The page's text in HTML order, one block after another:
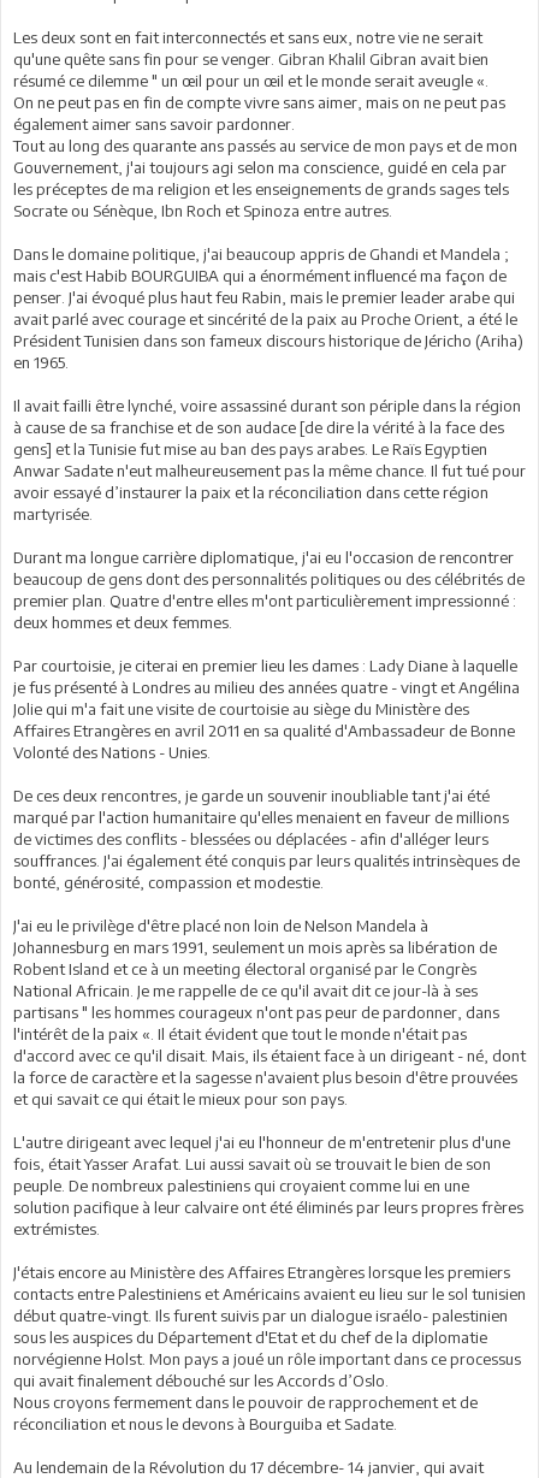
Les deux sont en fait interconnectés et sans eux, notre vie ne serait
qu'une quête sans fin pour se venger. Gibran Khalil Gibran avait bien
résumé ce dilemme " un œil pour un œil et le monde serait aveugle «.
On ne peut pas en fin de compte vivre sans aimer, mais on ne peut pas
également aimer sans savoir pardonner.
Tout au long des quarante ans passés au service de mon pays et de mon
Gouvernement, j'ai toujours agi selon ma conscience, guidé en cela par
les préceptes de ma religion et les enseignements de grands sages tels
Socrate ou Sénèque, Ibn Roch et Spinoza entre autres.
Dans le domaine politique, j'ai beaucoup appris de Ghandi et Mandela ;
mais c'est Habib BOURGUIBA qui a énormément influencé ma façon de
penser. J'ai évoqué plus haut feu Rabin, mais le premier leader arabe qui
avait parlé avec courage et sincérité de la paix au Proche Orient, a été le
Président Tunisien dans son fameux discours historique de Jéricho (Ariha)
en 1965.
Il avait failli être lynché, voire assassiné durant son périple dans la région
à cause de sa franchise et de son audace [de dire la vérité à la face des
gens] et la Tunisie fut mise au ban des pays arabes. Le Raïs Egyptien
Anwar Sadate n'eut malheureusement pas la même chance. Il fut tué pour
avoir essayé d’instaurer la paix et la réconciliation dans cette région
martyrisée.
Durant ma longue carrière diplomatique, j'ai eu l'occasion de rencontrer
beaucoup de gens dont des personnalités politiques ou des célébrités de
premier plan. Quatre d'entre elles m'ont particulièrement impressionné :
deux hommes et deux femmes.
Par courtoisie, je citerai en premier lieu les dames : Lady Diane à laquelle
je fus présenté à Londres au milieu des années quatre - vingt et Angélina
Jolie qui m'a fait une visite de courtoisie au siège du Ministère des
Affaires Etrangères en avril 2011 en sa qualité d'Ambassadeur de Bonne
Volonté des Nations - Unies.
De ces deux rencontres, je garde un souvenir inoubliable tant j'ai été
marqué par l'action humanitaire qu'elles menaient en faveur de millions
de victimes des conflits - blessées ou déplacées - afin d'alléger leurs
souffrances. J'ai également été conquis par leurs qualités intrinsèques de
bonté, générosité, compassion et modestie.
J'ai eu le privilège d'être placé non loin de Nelson Mandela à
Johannesburg en mars 1991, seulement un mois après sa libération de
Robent Island et ce à un meeting électoral organisé par le Congrès
National Africain. Je me rappelle de ce qu'il avait dit ce jour-là à ses
partisans " les hommes courageux n'ont pas peur de pardonner, dans
l'intérêt de la paix «. Il était évident que tout le monde n'était pas
d'accord avec ce qu'il disait. Mais, ils étaient face à un dirigeant - né, dont
la force de caractère et la sagesse n'avaient plus besoin d'être prouvées
et qui savait ce qui était le mieux pour son pays.
L'autre dirigeant avec lequel j'ai eu l'honneur de m'entretenir plus d'une
fois, était Yasser Arafat. Lui aussi savait où se trouvait le bien de son
peuple. De nombreux palestiniens qui croyaient comme lui en une
solution pacifique à leur calvaire ont été éliminés par leurs propres frères
extrémistes.
J'étais encore au Ministère des Affaires Etrangères lorsque les premiers
contacts entre Palestiniens et Américains avaient eu lieu sur le sol tunisien
début quatre-vingt. Ils furent suivis par un dialogue israélo- palestinien
sous les auspices du Département d'Etat et du chef de la diplomatie
norvégienne Holst. Mon pays a joué un rôle important dans ce processus
qui avait finalement débouché sur les Accords d’Oslo.
Nous croyons fermement dans le pouvoir de rapprochement et de
réconciliation et nous le devons à Bourguiba et Sadate.
Au lendemain de la Révolution du 17 décembre- 14 janvier, qui avait